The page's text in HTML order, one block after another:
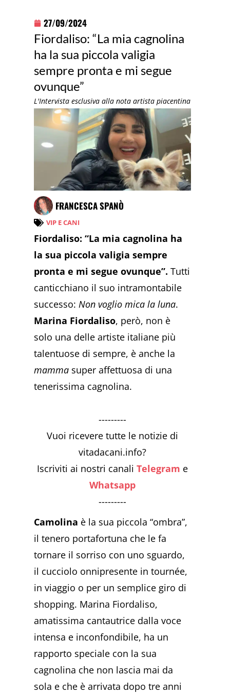
27/09/2024
Fiordaliso: “La mia cagnolina
ha la sua piccola valigia
sempre pronta e mi segue
ovunque”
L'Intervista esclusiva alla nota artista piacentina
FRANCESCA SPANÒ
VIP E CANI
Fiordaliso: “La mia cagnolina ha
la sua piccola valigia sempre
pronta e mi segue ovunque”. Tutti
canticchiano il suo intramontabile
successo:Non voglio mica la luna.
Marina Fiordaliso, però, non è
solo una delle artiste italiane più
talentuose di sempre, è anche la
mamma super affettuosa di una
tenerissima cagnolina.
---------
Vuoi ricevere tutte le notizie di
vitadacani.info?
Iscriviti ai nostri canaliTelegram e
Whatsapp
---------
Camolina è la sua piccola “ombra”,
il tenero portafortuna che le fa
tornare il sorriso con uno sguardo,
il cucciolo onnipresente in tournée,
in viaggio o per un semplice giro di
shopping. Marina Fiordaliso,
amatissima cantautrice dalla voce
intensa e inconfondibile, ha un
rapporto speciale con la sua
cagnolina che non lascia mai da
sola e che è arrivata dopo tre anni